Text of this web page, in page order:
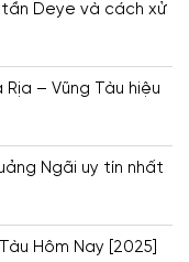
Deye và cách xử
– Vũng Tàu hiệu
Ngãi uy tín nhất
Hôm Nay [2025]